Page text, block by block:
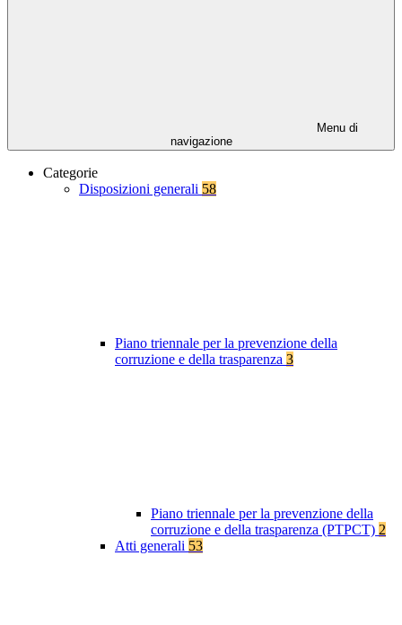
Menu di
navigazione
Categorie
Disposizioni generali 58
Piano triennale per la prevenzione della
corruzione e della trasparenza 3
Piano triennale per la prevenzione della
corruzione e della trasparenza (PTPCT) 2
Atti generali 53